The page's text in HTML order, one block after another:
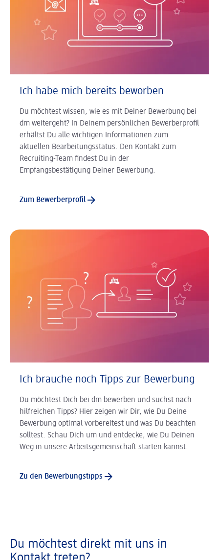
Ich habe mich bereits beworben
Du möchtest wissen, wie es mit Deiner Bewerbung bei
dm weitergeht? In Deinem persönlichen Bewerberprofil
erhältst Du alle wichtigen Informationen zum
aktuellen Bearbeitungsstatus. Den Kontakt zum
Recruiting-Team findest Du in der
Empfangsbestätigung Deiner Bewerbung.
Zum Bewerberprofil
Ich brauche noch Tipps zur Bewerbung
Du möchtest Dich bei dm bewerben und suchst nach
hilfreichen Tipps? Hier zeigen wir Dir, wie Du Deine
Bewerbung optimal vorbereitest und was Du beachten
solltest. Schau Dich um und entdecke, wie Du Deinen
Weg in unsere Arbeitsgemeinschaft starten kannst.
Zu den Bewerbungstipps
Du möchtest direkt mit uns in